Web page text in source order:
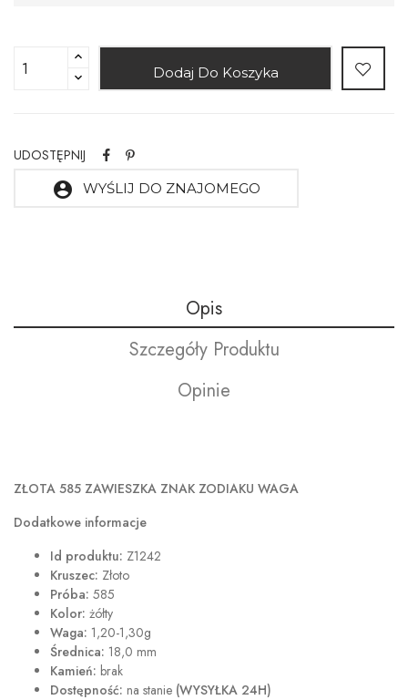
Dodaj Do Koszyka
UDOSTĘPNIJ
account_circle WYŚLIJ DO ZNAJOMEGO
Opis
Szczegóły Produktu
Opinie
ZŁOTA 585 ZAWIESZKA ZNAK ZODIAKU WAGA
Dodatkowe informacje
Id produktu: Z1242
Kruszec: Złoto
Próba: 585
Kolor: żółty
Waga: 1,20-1,30g
Średnica: 18,0 mm
Kamień: brak
Dostępność: na stanie (WYSYŁKA 24H)